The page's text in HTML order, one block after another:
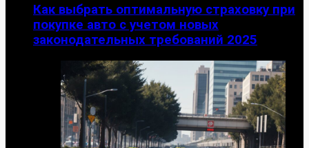
Как выбрать оптимальную страховку при
покупке авто с учетом новых
законодательных требований 2025